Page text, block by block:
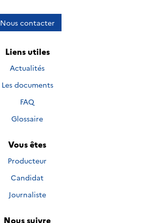
Nous contacter
Liens utiles
Actualités
Les documents
FAQ
Glossaire
Vous êtes
Producteur
Candidat
Journaliste
Nous suivre